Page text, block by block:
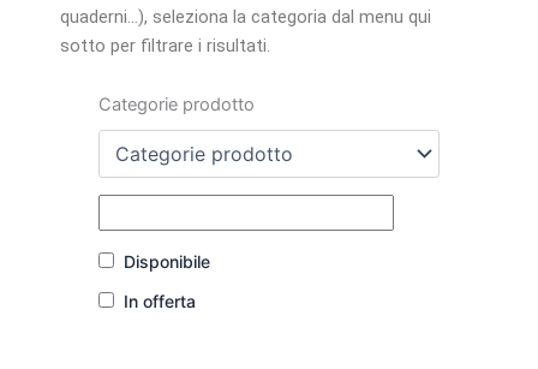
quaderni…), seleziona la categoria dal menu qui
sotto per filtrare i risultati.
Categorie prodotto
Disponibile
In offerta